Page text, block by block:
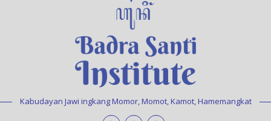
Kabudayan Jawi ingkang Momor, Momot, Kamot, Hamemangkat